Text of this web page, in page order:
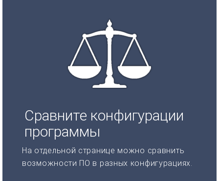
Сравните конфигурации
программы
На отдельной странице можно сравнить
возможности ПО в разных конфигурациях.